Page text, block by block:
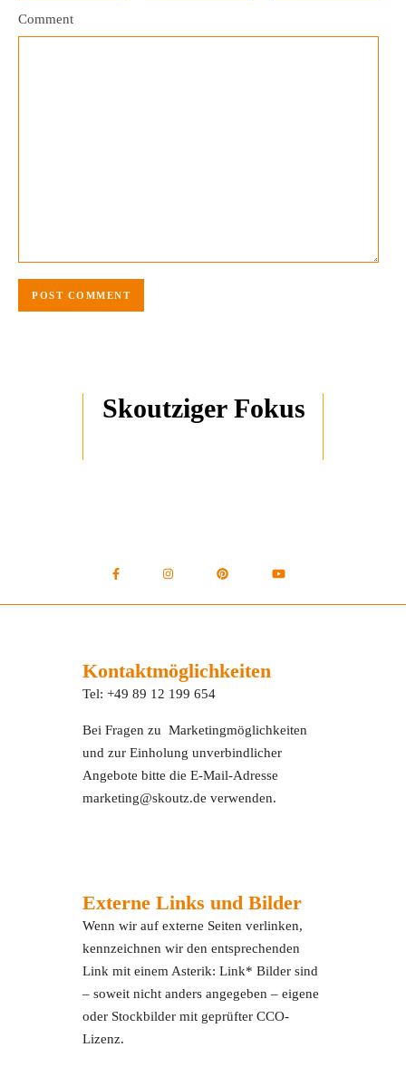
Comment
Skoutziger Fokus
Kontaktmöglichkeiten
Tel: +49 89 12 199 654
Bei Fragen zu Marketingmöglichkeiten
und zur Einholung unverbindlicher
Angebote bitte die E-Mail-Adresse
marketing@skoutz.de verwenden.
Externe Links und Bilder
Wenn wir auf externe Seiten verlinken,
kennzeichnen wir den entsprechenden
Link mit einem Asterik: Link* Bilder sind
– soweit nicht anders angegeben – eigene
oder Stockbilder mit geprüfter CCO-
Lizenz.